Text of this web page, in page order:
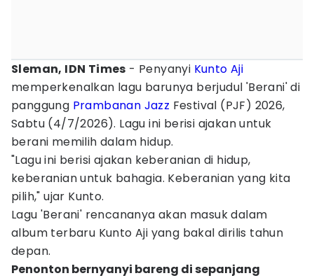
Sleman, IDN Times - Penyanyi Kunto Aji
memperkenalkan lagu barunya berjudul 'Berani' di
panggung Prambanan Jazz Festival (PJF) 2026,
Sabtu (4/7/2026). Lagu ini berisi ajakan untuk
berani memilih dalam hidup.
"Lagu ini berisi ajakan keberanian di hidup,
keberanian untuk bahagia. Keberanian yang kita
pilih," ujar Kunto.
Lagu 'Berani' rencananya akan masuk dalam
album terbaru Kunto Aji yang bakal dirilis tahun
depan.
Penonton bernyanyi bareng di sepanjang